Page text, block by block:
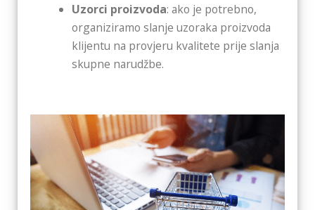
Uzorci proizvoda: ako je potrebno,
organiziramo slanje uzoraka proizvoda
klijentu na provjeru kvalitete prije slanja
skupne narudžbe.